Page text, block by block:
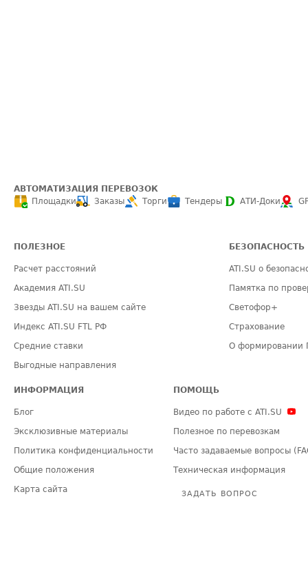
АВТОМАТИЗАЦИЯ ПЕРЕВОЗОК
Площадки
Заказы Торги Тендеры АТИ-Доки
ПОЛЕЗНОЕ
Расчет расстояний
Академия ATI.SU
Звезды ATI.SU на вашем сайте
Индекс ATI.SU FTL РФ
Средние ставки
Выгодные направления
БЕЗОПАСНОСТЬ
ATI.SU о
Памятка по
Светофор+
Страхование
О формировании
ИНФОРМАЦИЯ
Блог
Эксклюзивные материалы
Политика конфиденциальности
Общие положения
Карта сайта
ПОМОЩЬ
Видео по работе с ATI.SU
Полезное по перевозкам
Часто задаваемые вопросы
Техническая информация
ЗАДАТЬ ВОПРОС